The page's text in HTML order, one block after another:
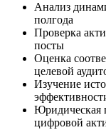
Анализ
полгода
Проверка
посты
Оценка
целевой
Изучение
Юридическая
цифровой